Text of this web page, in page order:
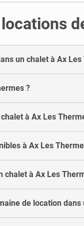
un chalet à Ax Les
?
à Ax Les
à Ax Les
chalet à Ax Les
de location